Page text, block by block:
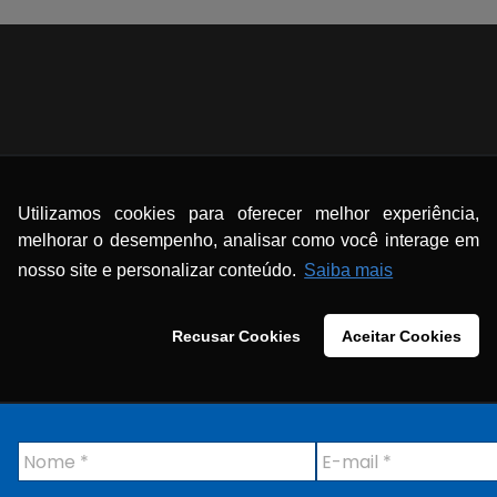
Utilizamos cookies para oferecer melhor experiência,
melhorar o desempenho, analisar como você interage em
nosso site e personalizar conteúdo. Saiba mais
Recusar Cookies Aceitar Cookies
N
o
E
-